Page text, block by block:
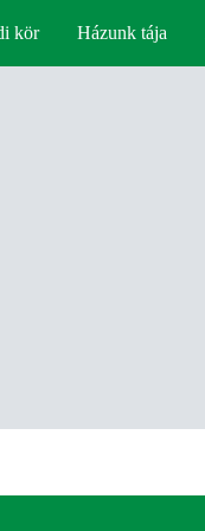
kör Házunk tája